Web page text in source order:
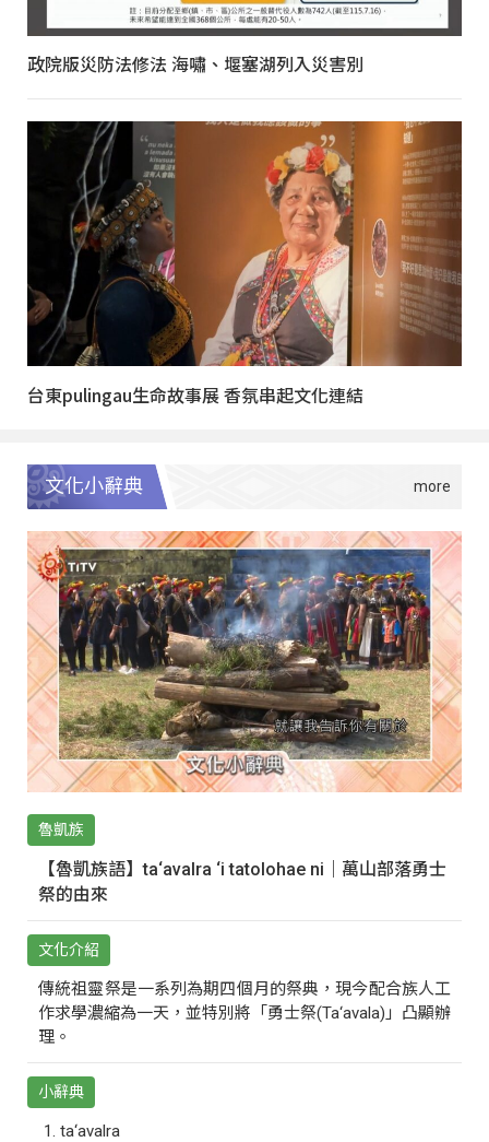
政院版災防法修法 海嘯、堰塞湖列入災害別
台東pulingau生命故事展 香氛串起文化連結
文化小辭典
魯凱族
【魯凱族語】ta‘avalra ‘i tatolohae ni｜萬山部落勇士
祭的由來
文化介紹
傳統祖靈祭是一系列為期四個月的祭典，現今配合族人工
作求學濃縮為一天，並特別將「勇士祭(Ta‘avala)」凸顯辦
理。
小辭典
ta‘avalra